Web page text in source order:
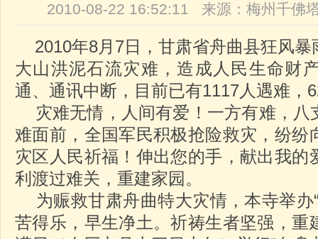
2010-08-22 16:52:11 来源：梅州千佛
2010年8月7日，甘肃省舟曲县狂风暴
大山洪泥石流灾难，造成人民生命财
通、通讯中断，目前已有1117人遇难，
灾难无情，人间有爱！一方有难，八
难面前，全国军民积极抢险救灾，纷纷
灾区人民祈福！伸出您的手，献出我的
利渡过难关，重建家园。
为赈救甘肃舟曲特大灾情，本寺举办
苦得乐，早生净土。祈祷生者坚强，重